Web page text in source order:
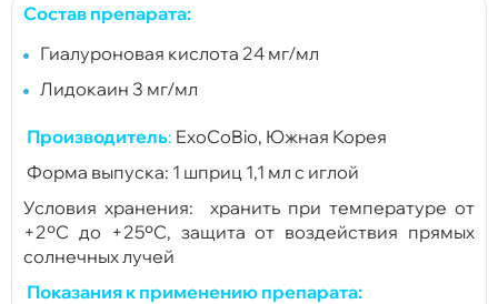
Состав препарата:
Гиалуроновая кислота 24 мг/мл
Лидокаин 3 мг/мл
Производитель: ExoCoBio, Южная Корея
Форма выпуска: 1 шприц 1,1 мл с иглой
Условия хранения: хранить при температуре от
+2ºС до +25ºС, защита от воздействия прямых
солнечных лучей
Показания к применению препарата: